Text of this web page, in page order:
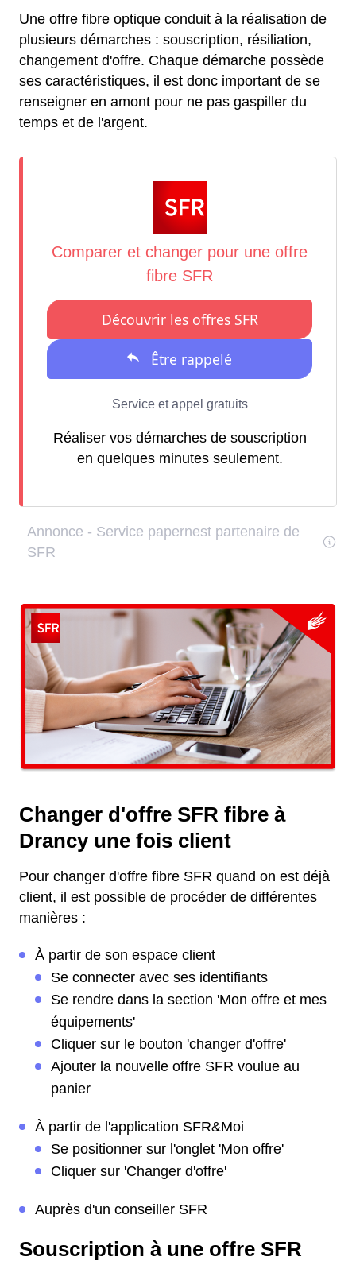
Une offre fibre optique conduit à la réalisation de
plusieurs démarches : souscription, résiliation,
changement d'offre. Chaque démarche possède
ses caractéristiques, il est donc important de se
renseigner en amont pour ne pas gaspiller du
temps et de l'argent.
Réaliser vos démarches de souscription
en quelques minutes seulement.
Changer d'offre SFR fibre à
Drancy une fois client
Pour changer d'offre fibre SFR quand on est déjà
client, il est possible de procéder de différentes
manières :
À partir de son espace client
Se connecter avec ses identifiants
Se rendre dans la section 'Mon offre et mes
équipements'
Cliquer sur le bouton 'changer d'offre'
Ajouter la nouvelle offre SFR voulue au
panier
À partir de l'application SFR&Moi
Se positionner sur l'onglet 'Mon offre'
Cliquer sur 'Changer d'offre'
Auprès d'un conseiller SFR
Souscription à une offre SFR